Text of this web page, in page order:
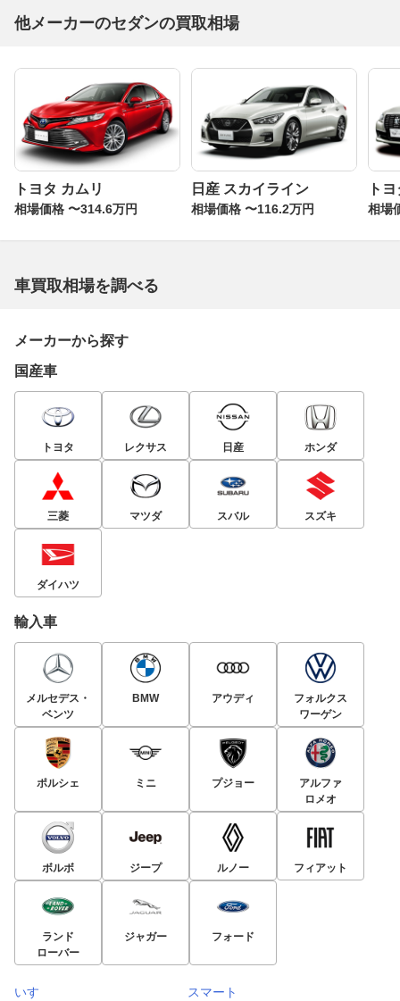
他メーカーのセダンの買取相場
トヨタ カムリ
相場価格 〜314.6万円
日産 スカイライン
相場価格 〜116.2万円
ト
相場
車買取相場を調べる
メーカーから探す
国産車
トヨタ レクサス 日産 ホンダ
三菱 マツダ スバル スズキ
ダイハツ
輸入車
メルセデス・
ベンツ
BMW アウディ
フォルクス
ワーゲン
ポルシェ ミニ プジョー
アルファ
ロメオ
ボルボ ジープ ルノー フィアット
ランド
ローバー
ジャガー フォード
いすゞ スマート